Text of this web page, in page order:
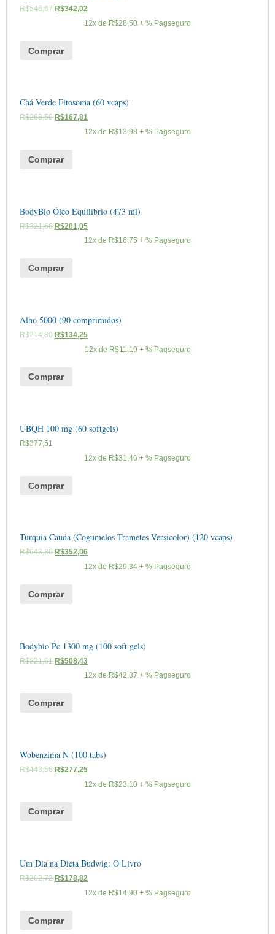
R$546,67 R$342,02
12x de R$28,50 + % Pagseguro
Comprar
Chá Verde Fitosoma (60 vcaps)
R$268,50 R$167,81
12x de R$13,98 + % Pagseguro
Comprar
BodyBio Óleo Equilibrio (473 ml)
R$321,66 R$201,05
12x de R$16,75 + % Pagseguro
Comprar
Alho 5000 (90 comprimidos)
R$214,80 R$134,25
12x de R$11,19 + % Pagseguro
Comprar
UBQH 100 mg (60 softgels)
R$377,51
12x de R$31,46 + % Pagseguro
Comprar
Turquia Cauda (Cogumelos Trametes Versicolor) (120 vcaps)
R$643,86 R$352,06
12x de R$29,34 + % Pagseguro
Comprar
Bodybio Pc 1300 mg (100 soft gels)
R$821,61 R$508,43
12x de R$42,37 + % Pagseguro
Comprar
Wobenzima N (100 tabs)
R$443,56 R$277,25
12x de R$23,10 + % Pagseguro
Comprar
Um Dia na Dieta Budwig: O Livro
R$202,72 R$178,82
12x de R$14,90 + % Pagseguro
Comprar